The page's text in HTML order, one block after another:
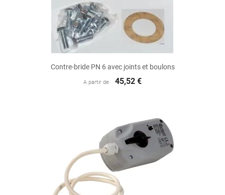
Contre-bride PN 6 avec joints et boulons
A partir de 45,52 €